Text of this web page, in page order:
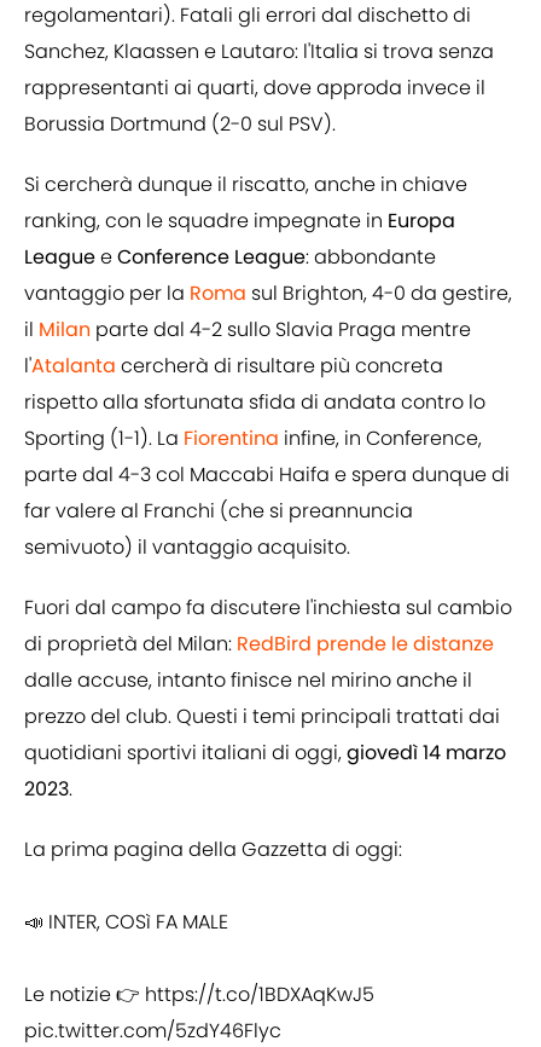
regolamentari). Fatali gli errori dal dischetto di
Sanchez, Klaassen e Lautaro: l'Italia si trova senza
rappresentanti ai quarti, dove approda invece il
Borussia Dortmund (2-0 sul PSV).
Si cercherà dunque il riscatto, anche in chiave
ranking, con le squadre impegnate in Europa
LeagueeConference League: abbondante
vantaggio per la Roma sul Brighton, 4-0 da gestire,
il Milan parte dal 4-2 sullo Slavia Praga mentre
l'Atalanta cercherà di risultare più concreta
rispetto alla sfortunata sfida di andata contro lo
Sporting (1-1). La Fiorentina infine, in Conference,
parte dal 4-3 col Maccabi Haifa e spera dunque di
far valere al Franchi (che si preannuncia
semivuoto) il vantaggio acquisito.
Fuori dal campo fa discutere l'inchiesta sul cambio
di proprietà del Milan: RedBird prende le distanze
dalle accuse, intanto finisce nel mirino anche il
prezzo del club. Questi i temi principali trattati dai
quotidiani sportivi italiani di oggi,giovedì 14 marzo
2023.
La prima pagina della Gazzetta di oggi:
📣 INTER, COSì FA MALE
Le notizie 👉 https://t.co/1BDXAqKwJ5
pic.twitter.com/5zdY46Flyc